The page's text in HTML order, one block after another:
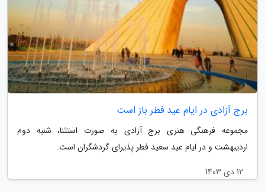
برج آزادی در ایام عید فطر باز است
مجموعه فرهنگی هنری برج آزادی به صورت استثنا، شنبه دوم
اردیبهشت و در ایام عید سعید فطر پذیرای گردشگران است.
12 دی 1403